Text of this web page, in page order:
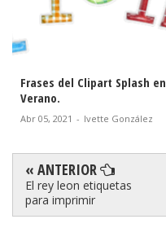
Frases del Clipart Splash en
Verano.
Abr 05, 2021 - Ivette González
« ANTERIOR
El rey leon etiquetas
para imprimir